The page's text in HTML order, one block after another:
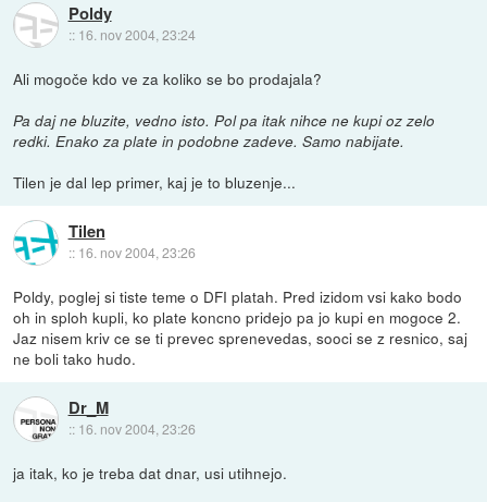
Poldy
:: 16. nov 2004, 23:24
Ali mogoče kdo ve za koliko se bo prodajala?
Pa daj ne bluzite, vedno isto. Pol pa itak nihce ne kupi oz zelo
redki. Enako za plate in podobne zadeve. Samo nabijate.
Tilen je dal lep primer, kaj je to bluzenje...
Tilen
:: 16. nov 2004, 23:26
Poldy, poglej si tiste teme o DFI platah. Pred izidom vsi kako bodo
oh in sploh kupli, ko plate koncno pridejo pa jo kupi en mogoce 2.
Jaz nisem kriv ce se ti prevec sprenevedas, sooci se z resnico, saj
ne boli tako hudo.
Dr_M
:: 16. nov 2004, 23:26
ja itak, ko je treba dat dnar, usi utihnejo.